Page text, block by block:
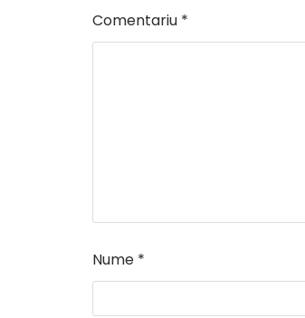
Comentariu *
Nume *